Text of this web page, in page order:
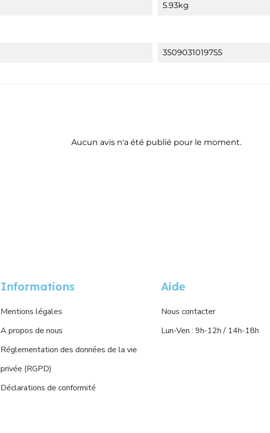
5.93kg
3509031019755
Aucun avis n'a été publié pour le moment.
Informations
Mentions légales
A propos de nous
Réglementation des données de la vie
privée (RGPD)
Déclarations de conformité
Aide
Nous contacter
Lun-Ven : 9h-12h / 14h-18h